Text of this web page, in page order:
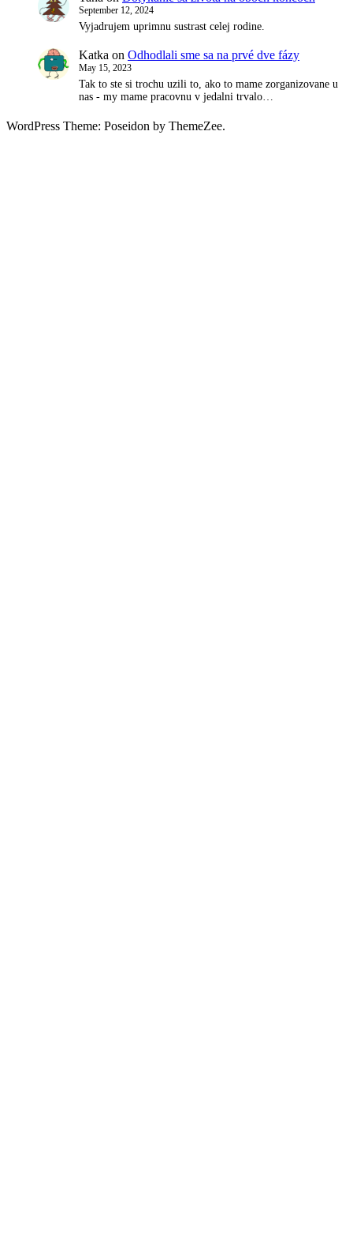
September 12, 2024
Vyjadrujem uprimnu sustrast celej rodine.
Katka on Odhodlali sme sa na prvé dve fázy
May 15, 2023
Tak to ste si trochu uzili to, ako to mame zorganizovane u
nas - my mame pracovnu v jedalni trvalo…
WordPress Theme: Poseidon by ThemeZee.